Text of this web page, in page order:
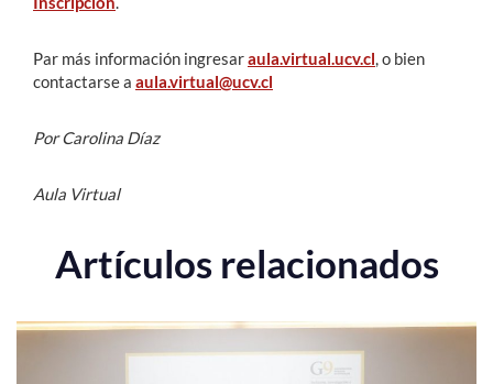
Par más información ingresaraula.virtual.ucv.cl, o bien
contactarse a aula.virtual@ucv.cl
Por Carolina Díaz
Aula Virtual
Artículos relacionados